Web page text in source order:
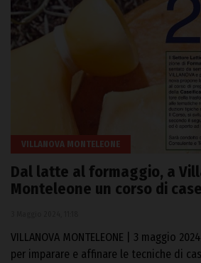
VILLANOVA MONTELEONE
Dal latte al formaggio, a
Monteleone un corso di
VILLANOVA MONTELEONE | 3 maggio
per imparare e affinare le tecniche di